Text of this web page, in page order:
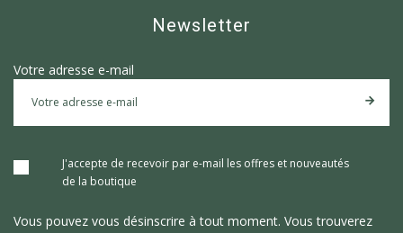
Newsletter
Votre adresse e-mail
J'accepte de recevoir par e-mail les offres et nouveautés
de la boutique
Vous pouvez vous désinscrire à tout moment. Vous trouverez